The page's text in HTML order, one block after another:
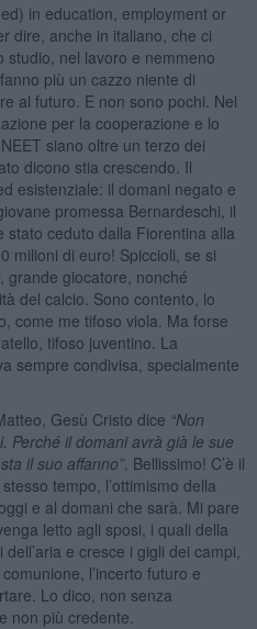
in education, employment or
dire, anche in italiano, che ci
studio, nel lavoro e nemmeno
più un cazzo niente di
al futuro. E non sono pochi. Nel
per la cooperazione e lo
siano oltre un terzo dei
dicono stia crescendo. Il
esistenziale: il domani negato e
promessa Bernardeschi, il
ceduto dalla Fiorentina alla
milioni di euro! Spiccioli, se si
grande giocatore, nonché
del calcio. Sono contento, lo
come me tifoso viola. Ma forse
tifoso juventino. La
sempre condivisa, specialmente
Gesù Cristo dice “Non
Perché il domani avrà già le sue
il suo affanno”. Bellissimo! C’è il
tempo, l’ottimismo della
e al domani che sarà. Mi pare
letto agli sposi, i quali della
e cresce i gigli dei campi,
l’incerto futuro e
Lo dico, non senza
non più credente.